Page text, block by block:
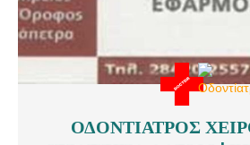
Παρακολούθηση της υγείας, της
xeirourgos-odontiatros-ierapetra-
ΟΔΟΝΤΙΑΤΡΟΣ